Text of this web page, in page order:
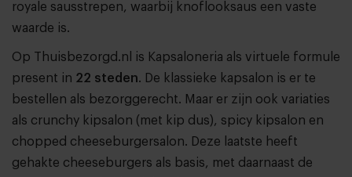
royale sausstrepen, waarbij knoflooksaus een vaste
waarde is.
Op Thuisbezorgd.nl is Kapsaloneria als virtuele formule
present in 22 steden. De klassieke kapsalon is er te
bestellen als bezorggerecht. Maar er zijn ook variaties
als crunchy kipsalon (met kip dus), spicy kipsalon en
chopped cheeseburgersalon. Deze laatste heeft
gehakte cheeseburgers als basis, met daarnaast de